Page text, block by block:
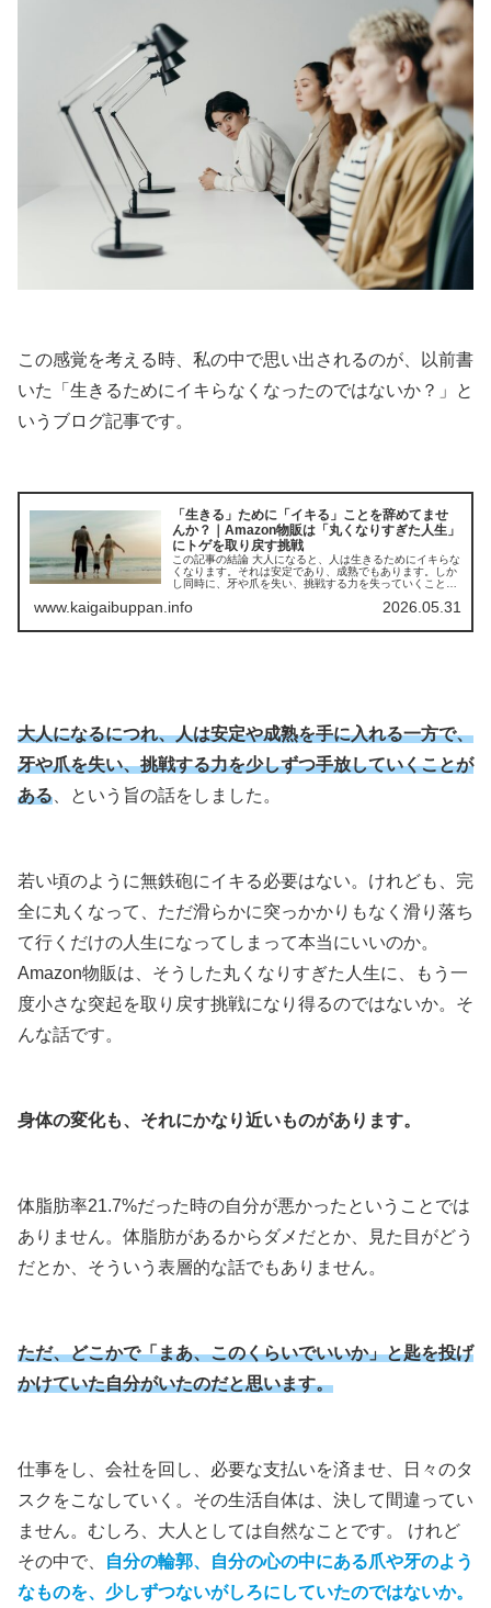
この感覚を考える時、私の中で思い出されるのが、以前書
いた「生きるためにイキらなくなったのではないか？」と
いうブログ記事です。
「生きる」ために「イキる」ことを辞めてませ
んか？｜Amazon物販は「丸くなりすぎた人生」
にトゲを取り戻す挑戦
この記事の結論 大人になると、人は生きるためにイキらな
くなります。それは安定であり、成熟でもあります。しか
し同時に、牙や爪を失い、挑戦する力を失っていくことで
う一度小さな突起を取り戻す...
www.kaigaibuppan.info 2026.05.31
大人になるにつれ、人は安定や成熟を手に入れる一方で、
牙や爪を失い、挑戦する力を少しずつ手放していくことが
ある 、という旨の話をしました。
若い頃のように無鉄砲にイキる必要はない。けれども、完
全に丸くなって、ただ滑らかに突っかかりもなく滑り落ち
て行くだけの人生になってしまって本当にいいのか。
Amazon物販は、そうした丸くなりすぎた人生に、もう一
度小さな突起を取り戻す挑戦になり得るのではないか。そ
んな話です。
身体の変化も、それにかなり近いものがあります。
体脂肪率21.7%だった時の自分が悪かったということでは
ありません。体脂肪があるからダメだとか、見た目がどう
だとか、そういう表層的な話でもありません。
ただ、どこかで「まあ、このくらいでいいか」と匙を投げ
かけていた自分がいたのだと思います。
仕事をし、会社を回し、必要な支払いを済ませ、日々のタ
スクをこなしていく。その生活自体は、決して間違ってい
ません。むしろ、大人としては自然なことです。 けれど
その中で、
自分の輪郭、自分の心の中にある爪や牙のよう
なものを、少しずつないがしろにしていたのではないか。